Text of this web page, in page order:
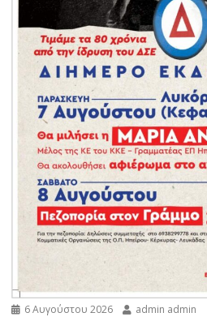
6 Αυγούστου 2026 admin admin